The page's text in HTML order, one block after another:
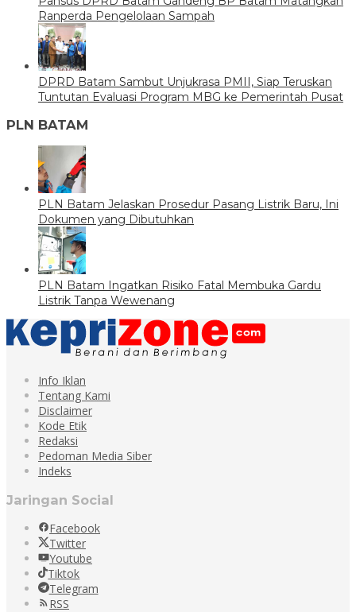
Ranperda Pengelolaan Sampah
DPRD Batam Sambut Unjukrasa PMII, Siap Teruskan
Tuntutan Evaluasi Program MBG ke Pemerintah Pusat
PLN BATAM
PLN Batam Jelaskan Prosedur Pasang Listrik Baru, Ini
Dokumen yang Dibutuhkan
PLN Batam Ingatkan Risiko Fatal Membuka Gardu
Listrik Tanpa Wewenang
Info Iklan
Tentang Kami
Disclaimer
Kode Etik
Redaksi
Pedoman Media Siber
Indeks
Jaringan Social
Facebook
Twitter
Youtube
Tiktok
Telegram
RSS